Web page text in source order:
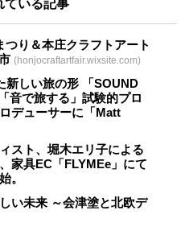
ている記事
つり＆本庄クラフトアート
(honjocraftartfair.wixsite.com)
新しい旅の形 「SOUND
音で旅する」試験的プロ
デューサーに「Matt
スト、堀木エリ子による
家具EC「FLYMEe」にて
。
い未来 ～会津塗と北欧デ